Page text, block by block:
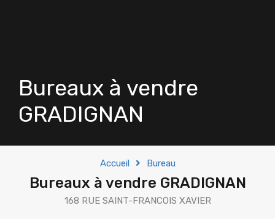
Bureaux à vendre
GRADIGNAN
Accueil Bureau
Bureaux à vendre GRADIGNAN
168 RUE SAINT-FRANCOIS XAVIER